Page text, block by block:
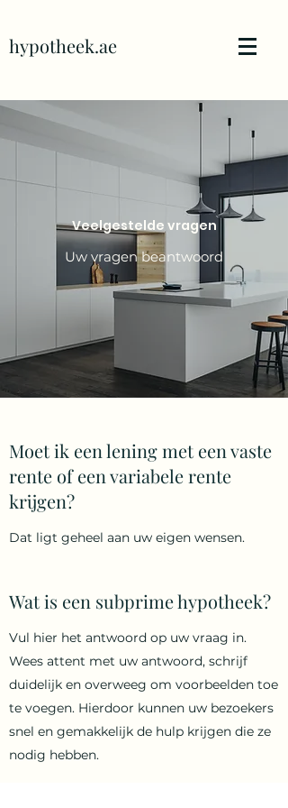
hypotheek.ae
Veelgestelde vragen
Uw vragen beantwoord
Moet ik een lening met een vaste
rente of een variabele rente
krijgen?
Dat ligt geheel aan uw eigen wensen.
Wat is een subprime hypotheek?
Vul hier het antwoord op uw vraag in.
Wees attent met uw antwoord, schrijf
duidelijk en overweeg om voorbeelden toe
te voegen. Hierdoor kunnen uw bezoekers
snel en gemakkelijk de hulp krijgen die ze
nodig hebben.